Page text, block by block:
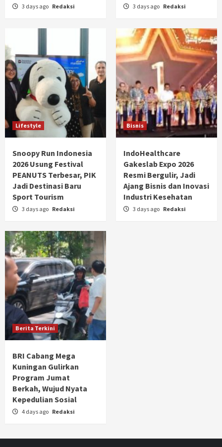
3 days ago Redaksi 3 days ago Redaksi
Lifestyle
Snoopy Run Indonesia
2026 Usung Festival
PEANUTS Terbesar, PIK
Jadi Destinasi Baru
Sport Tourism
3 days ago Redaksi
Bisnis
IndoHealthcare
Gakeslab Expo 2026
Resmi Bergulir, Jadi
Ajang Bisnis dan Inovasi
Industri Kesehatan
3 days ago Redaksi
Berita Terkini
BRI Cabang Mega
Kuningan Gulirkan
Program Jumat
Berkah, Wujud Nyata
Kepedulian Sosial
4 days ago Redaksi